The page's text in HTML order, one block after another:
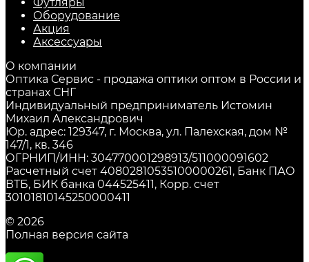
Оборудование
Акция
Аксессуары
О компании
Оптика Сервис - продажа оптики оптом в России и
странах СНГ
Индивидуальный предприниматель Истомин
Михаил Александрович
Юр. адрес: 129347, г. Москва, ул. Палехская, дом №
147/1, кв. 346
ОГРНИП/ИНН: 304770001298913/511000091602
Расчетный счет 40802810535100000261, Банк ПАО
ВТБ, БИК банка 044525411, Корр. счет
30101810145250000411
© 2026
Полная версия сайта